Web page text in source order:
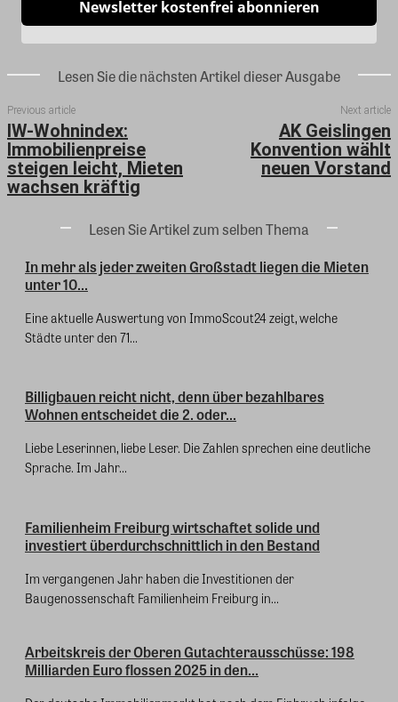
Newsletter kostenfrei abonnieren
Lesen Sie die nächsten Artikel dieser Ausgabe
Previous article
IW-Wohnindex:
Immobilienpreise
steigen leicht, Mieten
wachsen kräftig
Next article
AK Geislingen
Konvention wählt
neuen Vorstand
Lesen Sie Artikel zum selben Thema
In mehr als jeder zweiten Großstadt liegen die Mieten
unter 10...
Eine aktuelle Auswertung von ImmoScout24 zeigt, welche
Städte unter den 71...
Billigbauen reicht nicht, denn über bezahlbares
Wohnen entscheidet die 2. oder...
Liebe Leserinnen, liebe Leser. Die Zahlen sprechen eine deutliche
Sprache. Im Jahr...
Familienheim Freiburg wirtschaftet solide und
investiert überdurchschnittlich in den Bestand
Im vergangenen Jahr haben die Investitionen der
Baugenossenschaft Familienheim Freiburg in...
Arbeitskreis der Oberen Gutachterausschüsse: 198
Milliarden Euro flossen 2025 in den...